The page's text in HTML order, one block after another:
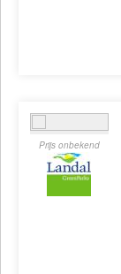
Prijs onbekend